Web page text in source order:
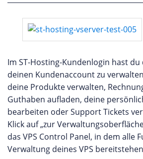
Im ST-Hosting-Kundenlogin hast
deinen Kundenaccount zu
deine Produkte verwalten,
Guthaben aufladen, deine
bearbeiten oder Support Tickets
Klick auf „zur
das VPS Control Panel, in dem alle
Verwaltung deines VPS